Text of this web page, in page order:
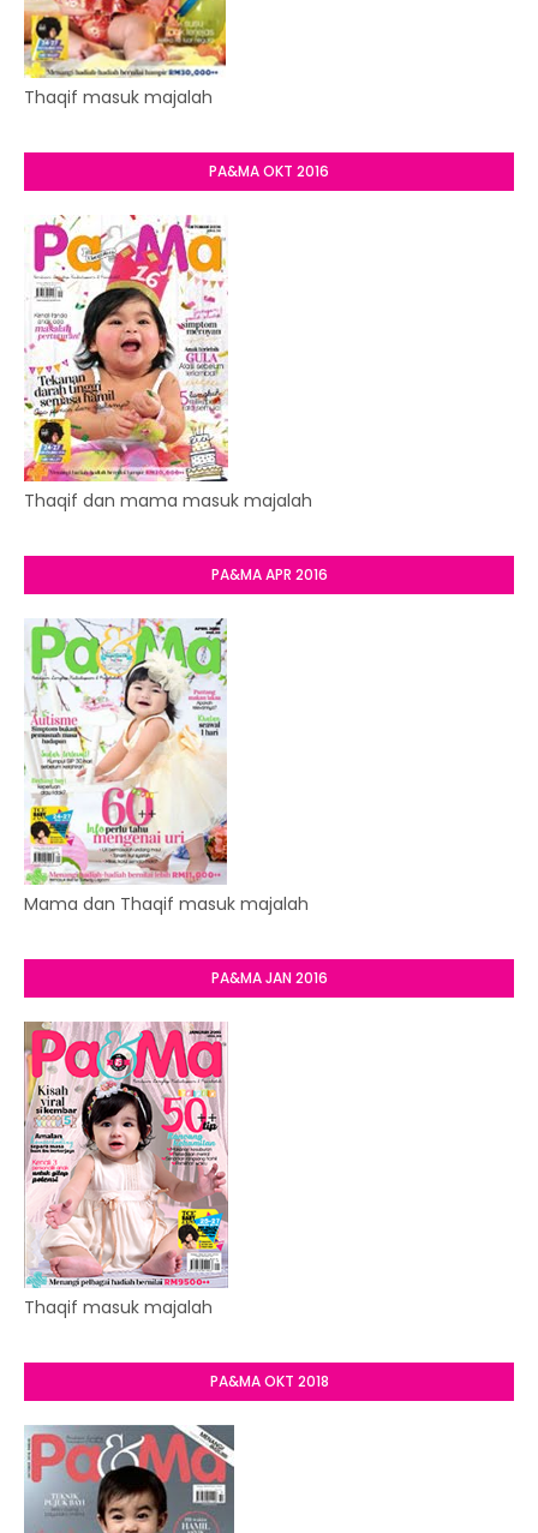
Thaqif masuk majalah
PA&MA OKT 2016
Thaqif dan mama masuk majalah
PA&MA APR 2016
Mama dan Thaqif masuk majalah
PA&MA JAN 2016
Thaqif masuk majalah
PA&MA OKT 2018